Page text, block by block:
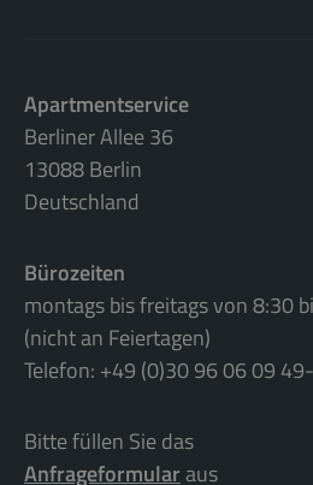
Apartmentservice
Berliner Allee 36
13088 Berlin
Deutschland
Bürozeiten
montags bis freitags von 8:30
(nicht an Feiertagen)
Telefon: +49 (0)30 96 06 09
Bitte füllen Sie das
Anfrageformularaus